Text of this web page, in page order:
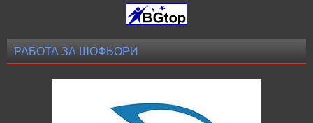
РАБОТА ЗА ШОФЬОРИ